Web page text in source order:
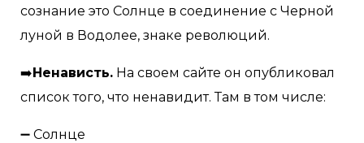
сознание это Солнце в соединение с Черной
луной в Водолее, знаке революций.
➡️Ненависть. На своем сайте он опубликовал
список того, что ненавидит. Там в том числе:
➖ Солнце